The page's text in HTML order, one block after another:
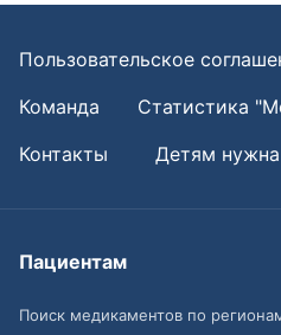
Пользовательское
Команда
Статистика
Контакты
Детям
Пациентам
Поиск медикаментов по